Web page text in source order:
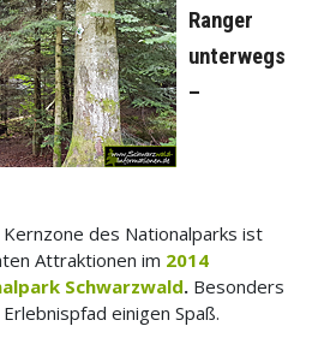
Ranger
unterwegs
–
des Nationalparks ist
Attraktionen im 2014
Schwarzwald. Besonders
einigen Spaß.